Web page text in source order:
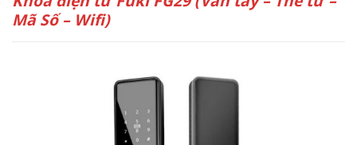
Mã Số – Wifi)